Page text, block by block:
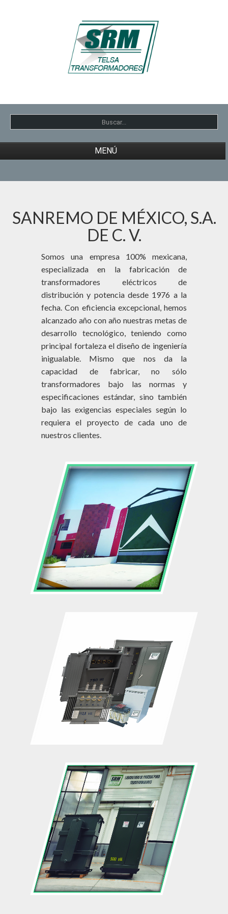
MENÚ
TRANSFORMADORES
CONTACTO
COTIZACIÓN
GALERÍA
AVISO LEGAL
RESPONSABILIDAD SOCIAL
SANREMO DE MÉXICO, S.A.
DE C. V.
Somos una empresa 100% mexicana,
especializada en la fabricación de
transformadores eléctricos de
distribución y potencia desde 1976 a la
fecha. Con eficiencia excepcional, hemos
alcanzado año con año nuestras metas de
desarrollo tecnológico, teniendo como
principal fortaleza el diseño de ingeniería
inigualable. Mismo que nos da la
capacidad de fabricar, no sólo
transformadores bajo las normas y
especificaciones estándar, sino también
bajo las exigencias especiales según lo
requiera el proyecto de cada uno de
nuestros clientes.